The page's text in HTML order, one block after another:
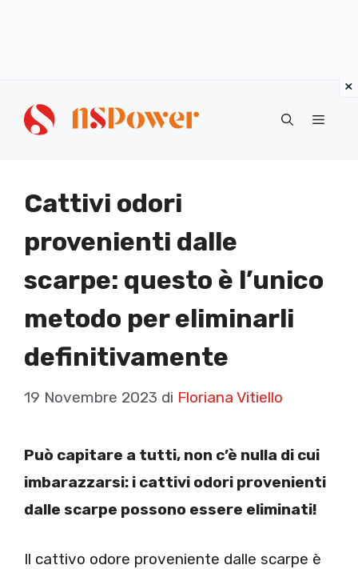
Menu
Cattivi odori
provenienti dalle
scarpe: questo è l’unico
metodo per eliminarli
definitivamente
19 Novembre 2023 di Floriana Vitiello
Può capitare a tutti, non c’è nulla di cui
imbarazzarsi: i cattivi odori provenienti
dalle scarpe possono essere eliminati!
Il cattivo odore proveniente dalle scarpe è